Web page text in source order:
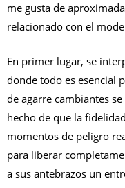
me gusta de
relacionado con el
En primer lugar, se
donde todo es esencial
de agarre cambiantes
hecho de que la
momentos de peligro
para liberar
a sus antebrazos un